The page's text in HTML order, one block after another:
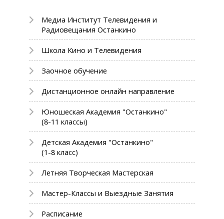
Медиа Институт Телевидения и
Радиовещания Останкино
Школа Кино и Телевидения
Заочное обучение
Дистанционное онлайн направление
Юношеская Академия "Останкино"
(8-11 классы)
Детская Академия "Останкино"
(1-8 класс)
Летняя Творческая Мастерская
Мастер-Классы и Выездные Занятия
Расписание